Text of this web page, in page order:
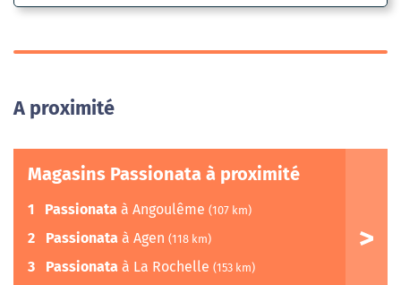
A proximité
Magasins Passionata à proximité
1 Passionata à Angoulême (107 km)
2 Passionata à Agen (118 km)
3 Passionata à La Rochelle (153 km)